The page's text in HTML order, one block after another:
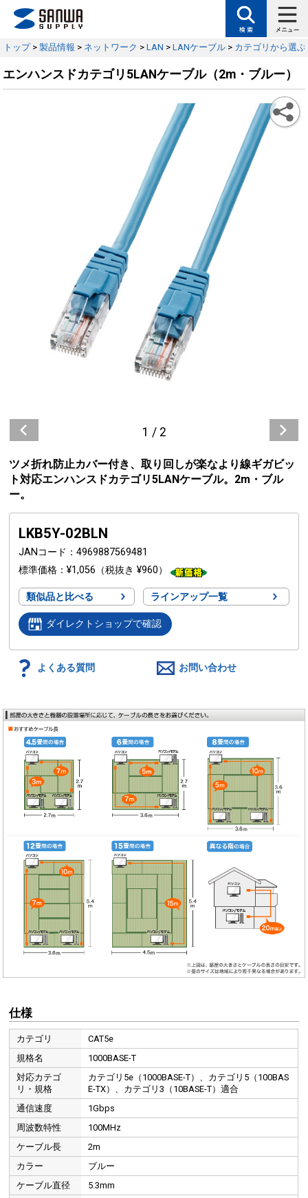
トップ> 製品情報 > ネットワーク > LAN > LANケーブル > カテゴリから選ぶ
エンハンスドカテゴリ5LANケーブル（2m・ブルー）
1 / 2
ツメ折れ防止カバー付き、取り回しが楽なより線ギガビッ
ト対応エンハンスドカテゴリ5LANケーブル。2m・ブル
ー。
LKB5Y-02BLN
JANコード
4969887569481
標準価格
¥1,056 （税抜き ¥960）
類似品と比べる ラインアップ一覧
ダイレクトショップで確認
よくある質問 お問い合わせ
仕様
カテゴリ
CAT5e
規格名
1000BASE-T
対応カテゴ
リ・規格
カテゴリ5e（1000BASE-T）、カテゴリ5（100BAS
E-TX）、カテゴリ3（10BASE-T）適合
通信速度
1Gbps
周波数特性
100MHz
ケーブル長
2m
カラー
ブルー
ケーブル直径
5.3mm